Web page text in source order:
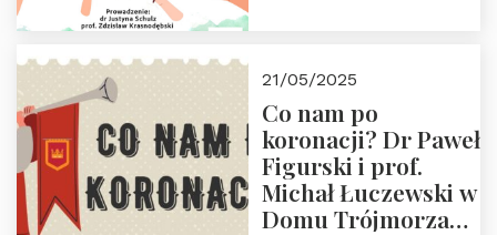
Zapraszamy do
zapisów.
21/05/2025
Co nam po
koronacji? Dr Paweł
Figurski i prof.
Michał Łuczewski w
Domu Trójmorza